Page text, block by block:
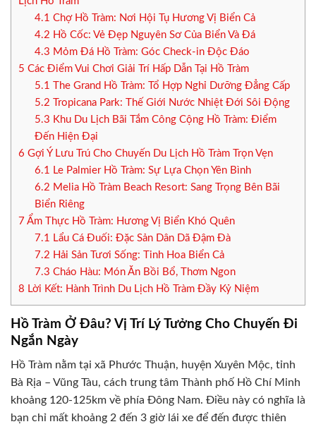
4.1 Chợ Hồ Tràm: Nơi Hội Tụ Hương Vị Biển Cả
4.2 Hồ Cốc: Vẻ Đẹp Nguyên Sơ Của Biển Và Đá
4.3 Mỏm Đá Hồ Tràm: Góc Check-in Độc Đáo
5 Các Điểm Vui Chơi Giải Trí Hấp Dẫn Tại Hồ Tràm
5.1
The Grand Hồ Tràm: Tổ Hợp Nghỉ Dưỡng Đẳng Cấp
5.2 Tropicana Park: Thế Giới Nước Nhiệt Đới Sôi Động
5.3 Khu Du Lịch Bãi Tắm Công Cộng Hồ Tràm: Điểm
Đến Hiện Đại
6 Gợi Ý Lưu Trú Cho Chuyến Du Lịch Hồ Tràm Trọn Vẹn
6.1
Le Palmier Hồ Tràm: Sự Lựa Chọn Yên Bình
6.2 Melia Hồ Tràm Beach Resort: Sang Trọng Bên Bãi
Biển Riêng
7 Ẩm Thực Hồ Tràm: Hương Vị Biển Khó Quên
7.1
Lẩu Cá Đuối: Đặc Sản Dân Dã Đậm Đà
7.2 Hải Sản Tươi Sống: Tinh Hoa Biển Cả
7.3 Cháo Hàu: Món Ăn Bồi Bổ, Thơm Ngon
8 Lời Kết: Hành Trình Du Lịch Hồ Tràm Đầy Kỷ Niệm
Hồ Tràm Ở Đâu? Vị Trí Lý Tưởng Cho Chuyến Đi
Ngắn Ngày
Hồ Tràm nằm tại xã Phước Thuận, huyện Xuyên Mộc, tỉnh
Bà Rịa – Vũng Tàu, cách trung tâm Thành phố Hồ Chí Minh
khoảng 120-125km về phía Đông Nam. Điều này có nghĩa là
bạn chỉ mất khoảng 2 đến 3 giờ lái xe để đến được thiên